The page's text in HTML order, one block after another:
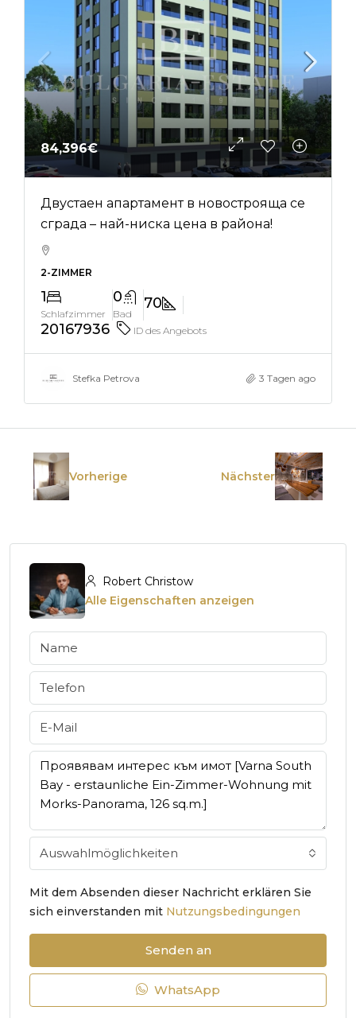
84,396€
Двустаен апартамент в новострояща се
сграда – най-ниска цена в района!
2-ZIMMER
1
Schlafzimmer
0
Bad
70
20167936
ID des Angebots
Stefka Petrova 3 Tagen ago
Vorherige Nächster
Robert Christow
Alle Eigenschaften anzeigen
Auswahlmöglichkeiten
Mit dem Absenden dieser Nachricht erklären Sie
sich einverstanden mit Nutzungsbedingungen
Senden an
WhatsApp